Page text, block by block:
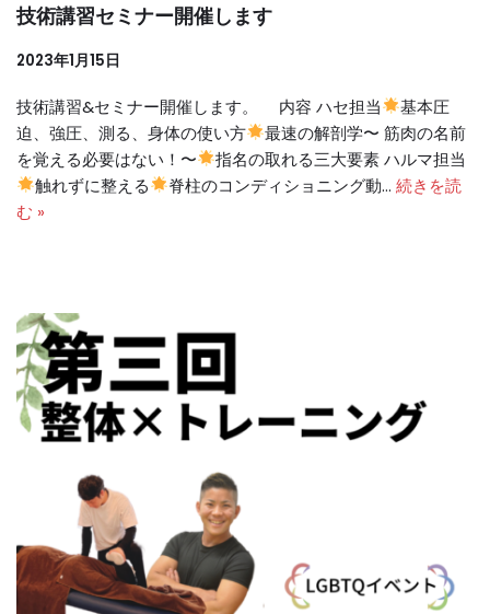
技術講習セミナー開催します
2023年1月15日
技術講習&セミナー開催します。 内容 ハセ担当
基本圧
迫、強圧、測る、身体の使い方
最速の解剖学〜 筋肉の名前
を覚える必要はない！〜
指名の取れる三大要素 ハルマ担当
触れずに整える
脊柱のコンディショニング動…続きを読
む »